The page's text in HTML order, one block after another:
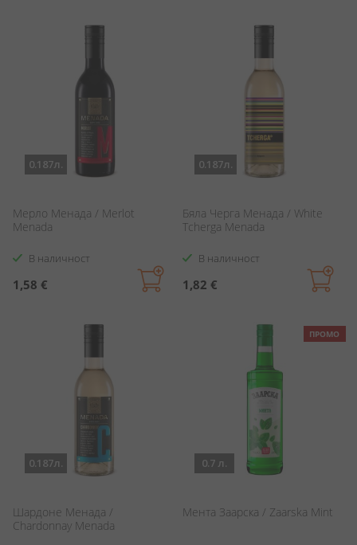
0.187л.
Мерло Менада / Merlot
Menada
В наличност
1,58 €
0.187л.
Бяла Черга Менада / White
Tcherga Menada
В наличност
1,82 €
0.187л.
Шардоне Менада /
Chardonnay Menada
ПРОМО
0.7 л.
Мента Заарска / Zaarska Mint